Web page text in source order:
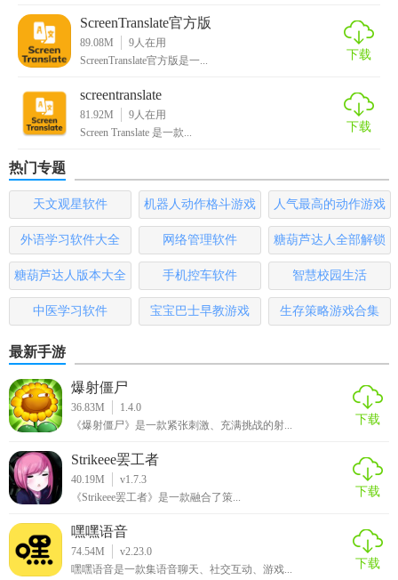
1. 启动软件：下载安装并启动 ScreenTranslate 软件。
2. 选择语言：在软件界面上选择需要翻译的目标语言。
3. 使用功能：根据需求使用实时翻译、屏幕取词或截图翻译
等功能。
制到剪贴板中。
5. 调整设置：根据需求调整软件的设置，如字体大小、界面
布局等。
ScreenTranslate屏幕翻译软件点评
ScreenTranslate 是一款非常实用的屏幕翻译工具，其丰富的功
能和简洁的界面设计使得用户能够轻松上手并高效使用。无
论是学习外语、处理多语言文档还是国际交流，这款软件都
较高，但在某些专业领域或特定语境下，仍需谨慎使用并结
合上下文进行判断。总体而言，ScreenTranslate 是一款值得推
ScreenTranslate官方版
89.08M 9 人在用
ScreenTranslate官方版是一...
下载
screentranslate
81.92M 9 人在用
Screen Translate 是一款...
下载
热门专题
天文观星软件
机器人动作格斗游戏
大全
人气最高的动作游戏
排行榜
外语学习软件大全 网络管理软件
糖葫芦达人全部解锁
版
糖葫芦达人版本大全 手机控车软件 智慧校园生活
中医学习软件 宝宝巴士早教游戏 生存策略游戏合集
最新手游
爆射僵尸
36.83M
1.4.0
《爆射僵尸》是一款紧张刺激、充满挑战的射...
下载
Strikeee罢工者
40.19M
v1.7.3
《Strikeee罢工者》是一款融合了策...
下载
嘿嘿语音
74.54M
v2.23.0
嘿嘿语音是一款集语音聊天、社交互动、游戏...
下载